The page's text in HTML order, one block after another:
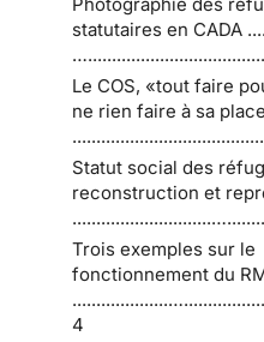
statutaires en CADA
Le COS, «tout faire
ne rien faire à sa
Statut social des
reconstruction et
Trois exemples sur le
fonctionnement du
4